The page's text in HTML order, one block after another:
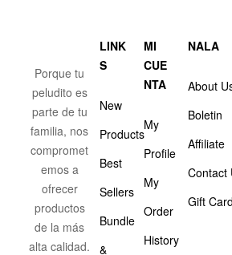
Porque tu
peludito es
parte de tu
familia, nos
compromet
emos a
ofrecer
productos
de la más
alta calidad.
LINK
S
New
Products
Best
Sellers
Bundle
&
MI
CUE
NTA
My
Profile
My
Order
History
NALA
About
Boletin
Affiliate
Contact
Gift